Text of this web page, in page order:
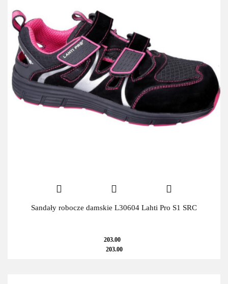
Sandały robocze damskie L30604 Lahti Pro S1 SRC
203.00
203.00